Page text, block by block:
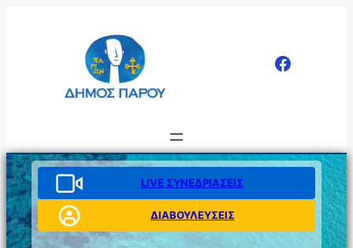
LIVE ΣΥΝΕΔΡΙΑΣΕΙΣ
ΔΙΑΒΟΥΛΕΥΣΕΙΣ